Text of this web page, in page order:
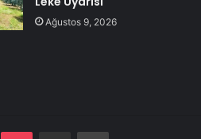
Ağustos 9, 2026
Pocket E-Posta ile paylaş Yazdır